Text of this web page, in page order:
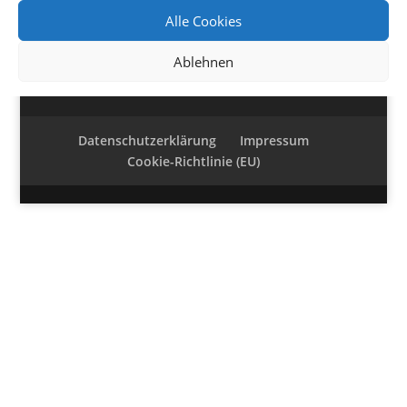
Alle Cookies
Ablehnen
wohnwagen stützräder mit waage(1)
Datenschutzerklärung
Impressum
Cookie-Richtlinie (EU)